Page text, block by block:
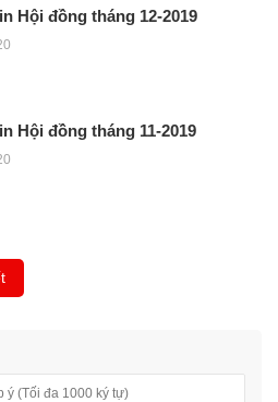
Hội đồng tháng 12-2019
Hội đồng tháng 11-2019